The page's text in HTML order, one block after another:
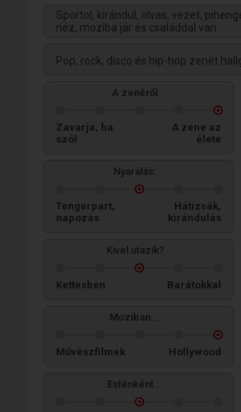
Sportol, kirándul, olvas, vezet,
néz, moziba jár és családdal van
Pop, rock, disco és hip-hop zenét
A zenéről
Zavarja, ha
szól
A zene az
élete
Nyaralás:
Tengerpart,
napozás
Hátizsák,
kirándulás
Kivel utazik?
Kettesben Barátokkal
Moziban...
Művészfilmek Hollywood
Esténként...